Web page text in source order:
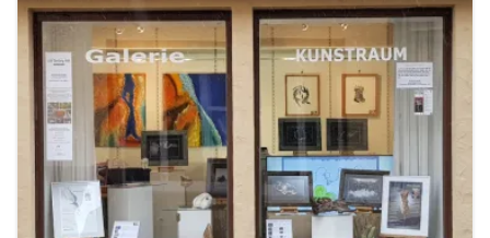
FÜR MITGLIEDER
PARTNER
IMPRESSUM